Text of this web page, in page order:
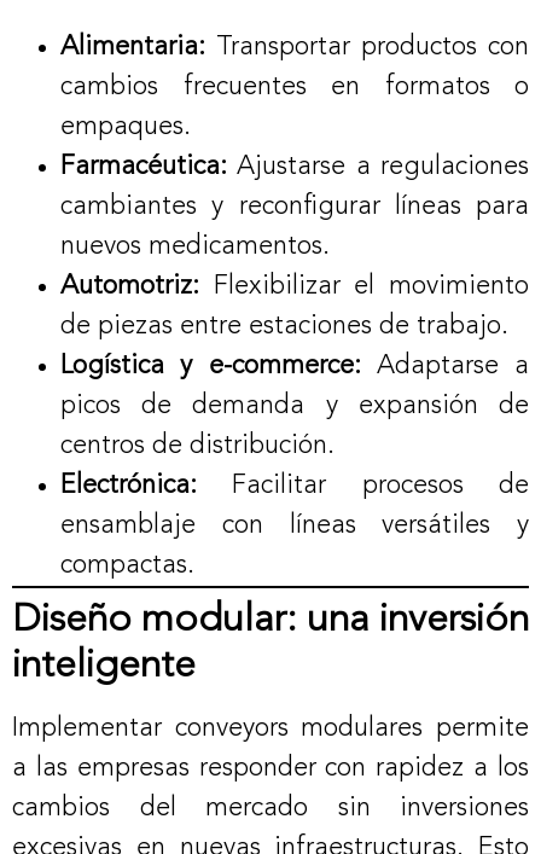
Alimentaria: Transportar productos con
cambios frecuentes en formatos o
empaques.
Farmacéutica: Ajustarse a regulaciones
cambiantes y reconfigurar líneas para
nuevos medicamentos.
Automotriz: Flexibilizar el movimiento
de piezas entre estaciones de trabajo.
Logística y e-commerce: Adaptarse a
picos de demanda y expansión de
centros de distribución.
Electrónica: Facilitar procesos de
ensamblaje con líneas versátiles y
compactas.
Diseño modular: una inversión
inteligente
Implementar conveyors modulares permite
a las empresas responder con rapidez a los
cambios del mercado sin inversiones
excesivas en nuevas infraestructuras. Esto